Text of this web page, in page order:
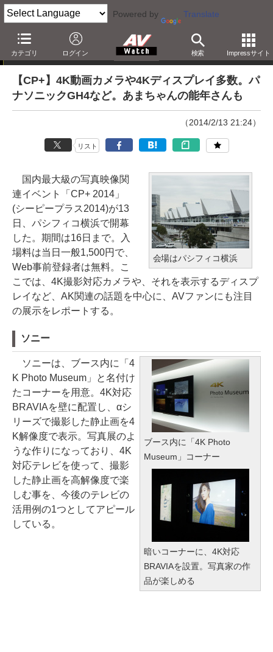
Powered by Translate
カテゴリ ログイン 検索 Impressサイト
ニュース
【CP+】4K動画カメラや4Kディスプレイ多数。パ
ナソニックGH4など。あまちゃんの能年さんも
（2014/2/13 21:24）
リスト
会場はパシフィコ横浜
国内最大級の写真映像関
連イベント「CP+ 2014」
(シーピープラス2014)が13
日、パシフィコ横浜で開幕
した。期間は16日まで。入
場料は当日一般1,500円で、
Web事前登録者は無料。こ
こでは、4K撮影対応カメラや、それを表示するディスプ
レイなど、AK関連の話題を中心に、AVファンにも注目
の展示をレポートする。
ソニー
ブース内に「4K Photo
Museum」コーナー
暗いコーナーに、4K対応
BRAVIAを設置。写真家の作
品が楽しめる
ソニーは、ブース内に「4
K Photo Museum」と名付け
たコーナーを用意。4K対応
BRAVIAを壁に配置し、αシ
リーズで撮影した静止画を4
K解像度で表示。写真展のよ
うな作りになっており、4K
対応テレビを使って、撮影
した静止画を高解像度で楽
しむ事を、今後のテレビの
活用例の1つとしてアピール
している。